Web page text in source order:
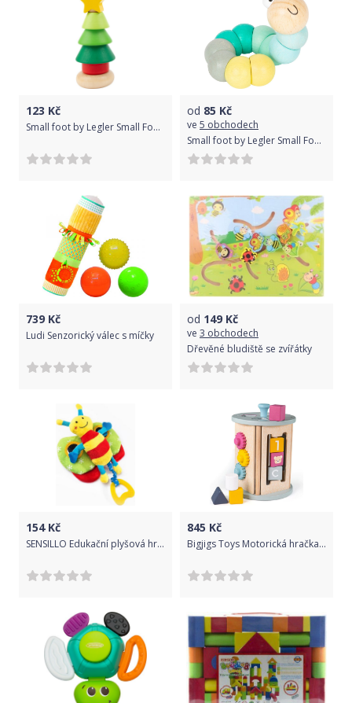
123 Kč
Small foot by Legler Small Foot Vánoční nasazovací figurka 1 ks zelená
od 85 Kč
ve 5 obchodech
Small foot by Legler Small Foot Motorická hračka housenka 1ks tyrkysová
739 Kč
Ludi Senzorický válec s míčky
od 149 Kč
ve 3 obchodech
Dřevěné bludiště se zvířátky
154Kč
SENSILLO Edukační plyšová hračka Sensillo motýlek s pískátkem
845 Kč
Bigjigs Toys Motorická hračka aktivní válec